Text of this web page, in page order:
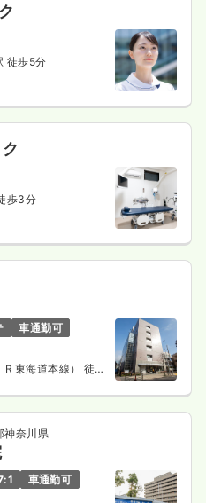
徒歩5分
歩3分
車通勤可
東海道本線） 徒歩
神奈川県
車通勤可